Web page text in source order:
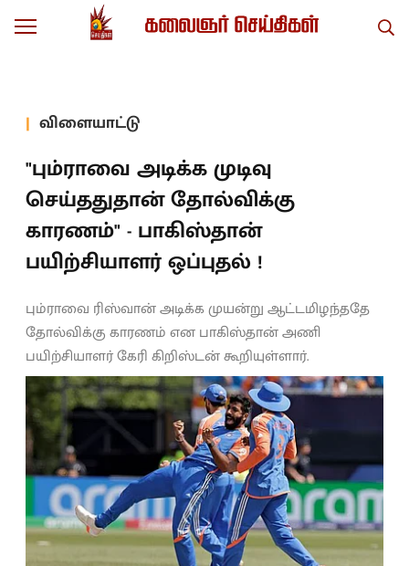
விளையாட்டு
"பும்ராவை அடிக்க முடிவு
செய்ததுதான் தோல்விக்கு
காரணம்" - பாகிஸ்தான்
பயிற்சியாளர் ஒப்புதல் !
பும்ராவை ரிஸ்வான் அடிக்க முயன்று ஆட்டமிழந்ததே
தோல்விக்கு காரணம் என பாகிஸ்தான் அணி
பயிற்சியாளர் கேரி கிறிஸ்டன் கூறியுள்ளார்.